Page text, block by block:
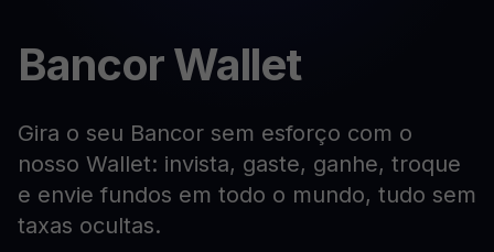
Bancor Wallet
Gira o seu Bancor sem esforço com o
nosso Wallet: invista, gaste, ganhe, troque
e envie fundos em todo o mundo, tudo sem
taxas ocultas.